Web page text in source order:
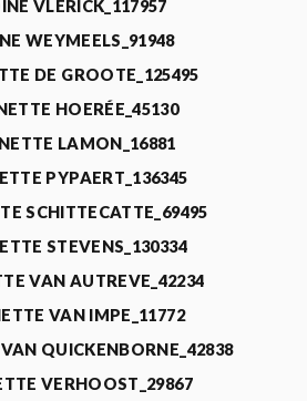
VLERICK_117957
WEYMEELS_91948
DE GROOTE_125495
HOERÉE_45130
LAMON_16881
PYPAERT_136345
SCHITTECATTE_69495
STEVENS_130334
VAN AUTREVE_42234
VAN IMPE_11772
QUICKENBORNE_42838
VERHOOST_29867